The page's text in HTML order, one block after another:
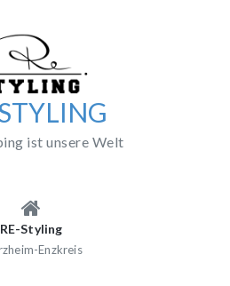
ist unsere Welt
RE-Styling
Enzkreis